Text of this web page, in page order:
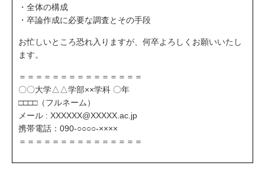
・全体の構成
・卒論作成に必要な調査とその手段
お忙しいところ恐れ入りますが、何卒よろしくお願いいたし
ます。
＝＝＝＝＝＝＝＝＝＝＝＝＝＝＝
〇〇大学△△学部××学科 〇年
□□□□（フルネーム）
メール : XXXXXX@XXXXX.ac.jp
携帯電話：090-○○○○-××××
＝＝＝＝＝＝＝＝＝＝＝＝＝＝＝